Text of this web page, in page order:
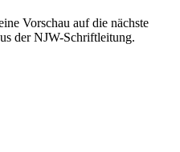
Vorschau auf die nächste
der NJW-Schriftleitung.